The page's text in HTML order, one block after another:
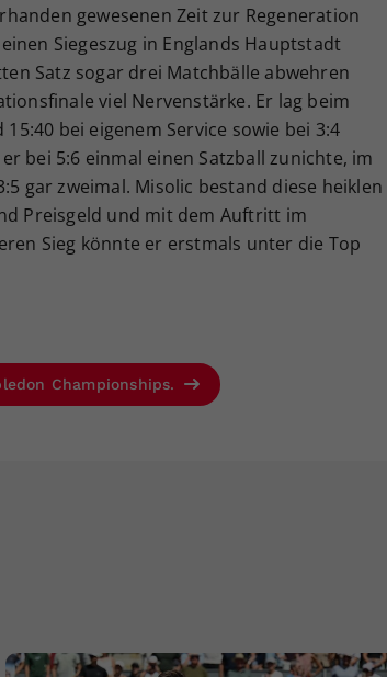
gewesenen Zeit zur Regeneration
Siegeszug in Englands Hauptstadt
Satz sogar drei Matchbälle abwehren
viel Nervenstärke. Er lag beim
bei eigenem Service sowie bei 3:4
bei 5:6 einmal einen Satzball zunichte, im
gar zweimal. Misolic bestand diese heiklen
Preisgeld und mit dem Auftritt im
Sieg könnte er erstmals unter die Top
Championships.